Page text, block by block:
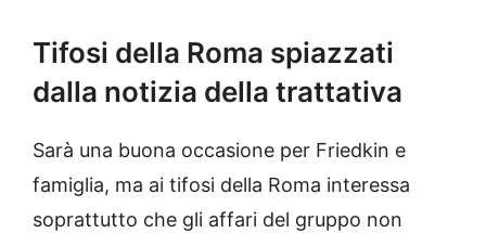
Tifosi della Roma spiazzati
dalla notizia della trattativa
Sarà una buona occasione per Friedkin e
famiglia, ma ai tifosi della Roma interessa
soprattutto che gli affari del gruppo non